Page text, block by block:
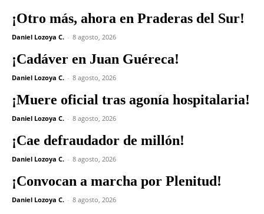
¡Otro más, ahora en Praderas del Sur!
Daniel Lozoya C. - 8 agosto, 2026
¡Cadáver en Juan Guéreca!
Daniel Lozoya C. - 8 agosto, 2026
¡Muere oficial tras agonía hospitalaria!
Daniel Lozoya C. - 8 agosto, 2026
¡Cae defraudador de millón!
Daniel Lozoya C. - 8 agosto, 2026
¡Convocan a marcha por Plenitud!
Daniel Lozoya C. - 8 agosto, 2026